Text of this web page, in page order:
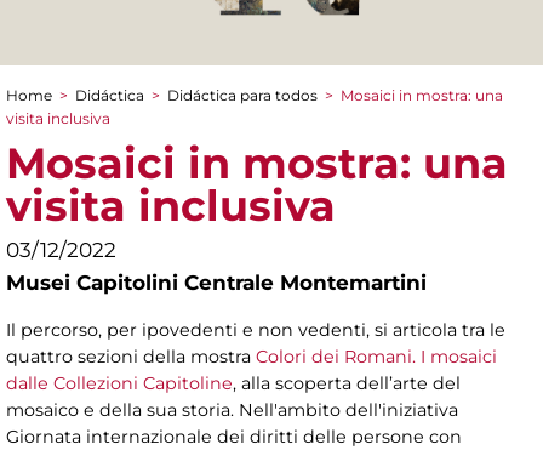
You are here
Home > Didáctica > Didáctica para todos > Mosaici in mostra: una
visita inclusiva
Mosaici in mostra: una
visita inclusiva
03/12/2022
Musei Capitolini Centrale Montemartini
Il percorso, per ipovedenti e non vedenti, si articola tra le
quattro sezioni della mostra Colori dei Romani. I mosaici
dalle Collezioni Capitoline, alla scoperta dell’arte del
mosaico e della sua storia. Nell'ambito dell'iniziativa
Giornata internazionale dei diritti delle persone con